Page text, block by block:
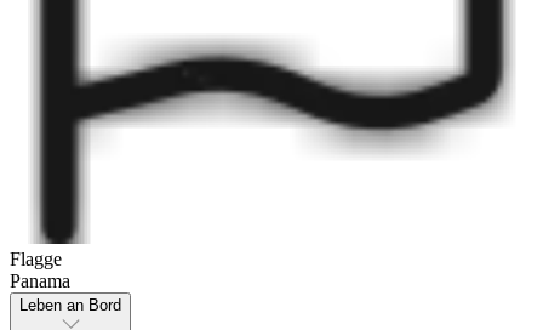
Flagge
Panama
Leben an Bord